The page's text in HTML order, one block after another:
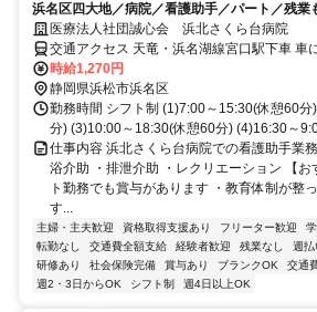
浜名区四大地／病院／看護助手／パート／残業
時給1200円以上の高待遇/6028_181486
医療法人社団誠心会 浜北さくら台病院
交通アクセス 天竜・浜名湖線宮口駅下車 車
時給1,270円
静岡県浜松市浜名区
勤務時間 シフト制 (1)7:00～15:30(休憩60
分) (3)10:00～18:30(休憩60分) (4)16:30～
仕事内容 浜北さくら台病院での看護助手業
浴介助 ・排泄介助 ・レクリエーション 【お
ト勤務でも賞与があります ・教育体制が整
す...
主婦・主夫歓迎 資格取得支援あり フリーター歓迎
転勤なし
交通費全額支給 経験者歓迎 残業なし 週払
研修あり
社会保険完備 賞与あり ブランクOK 交通
週2・3日からOK
シフト制 週4日以上OK